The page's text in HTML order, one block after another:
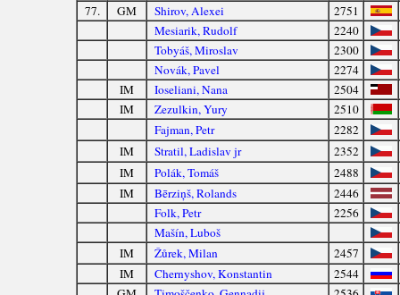
77.
GM Shirov, Alexei
2751
Mesiarik, Rudolf
2240
Tobyáš, Miroslav
2300
Novák, Pavel
2274
IM
Ioseliani, Nana
2504
IM
Zezulkin, Yury
2510
Fajman, Petr
2282
IM
Stratil, Ladislav jr
2352
IM
Polák, Tomáš
2488
IM
Bērziņš, Rolands
2446
Folk, Petr
2256
Mašín, Luboš
IM
Žůrek, Milan
2457
IM
Chernyshov, Konstantin
2544